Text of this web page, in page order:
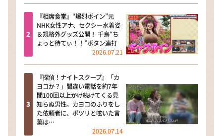
『相席食堂』“爆烈ボイン”元
NHK女性アナ、セクシー水着姿
＆規格外グッズ公開！ 千鳥“ち
ょっと待てぃ！！”ボタン連打
2026.07.21
『探偵！ナイトスクープ』「カ
ヨコか？」間違い電話を約7年
間100回以上かけ続けてくる見
知らぬ男性。カヨコのふりをし
た依頼者に、ポツリと呟いた言
葉は…
2026.07.14